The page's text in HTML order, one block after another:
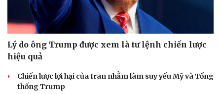
Sân khấu - Điện ảnh
Văn học
Nghệ sĩ
Lý do ông Trump được xem là tư lệnh chiến lược
hiệu quả
Chiến lược lợi hại của Iran nhằm làm suy yếu Mỹ và Tổng
thống Trump